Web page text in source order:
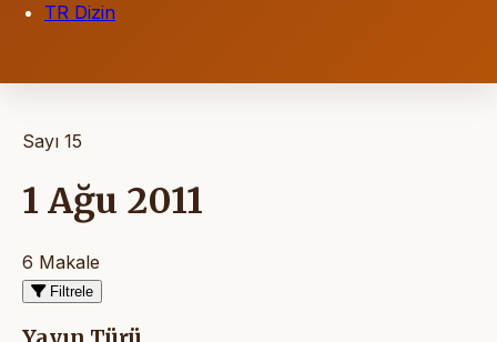
TR Dizin
Sayı 15
1 Ağu 2011
6 Makale
Filtrele